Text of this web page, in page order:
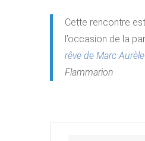
Cette rencontre
l’occasion de la
rêve de Marc Aurèle
Flammarion